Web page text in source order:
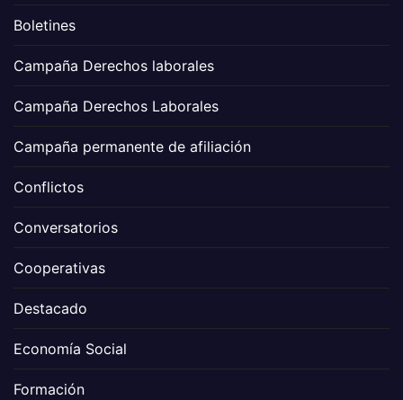
Boletines
Campaña Derechos laborales
Campaña Derechos Laborales
Campaña permanente de afiliación
Conflictos
Conversatorios
Cooperativas
Destacado
Economía Social
Formación